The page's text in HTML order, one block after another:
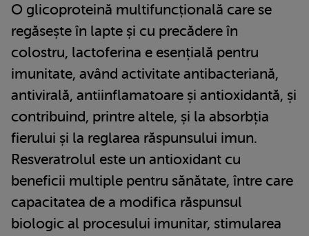
O glicoproteină multifuncțională care se
regăsește în lapte și cu precădere în
colostru, lactoferina e esențială pentru
imunitate, având activitate antibacteriană,
antivirală, antiinflamatoare și antioxidantă, și
contribuind, printre altele, și la absorbția
fierului și la reglarea răspunsului imun.
Resveratrolul este un antioxidant cu
beneficii multiple pentru sănătate, între care
capacitatea de a modifica răspunsul
biologic al procesului imunitar, stimularea